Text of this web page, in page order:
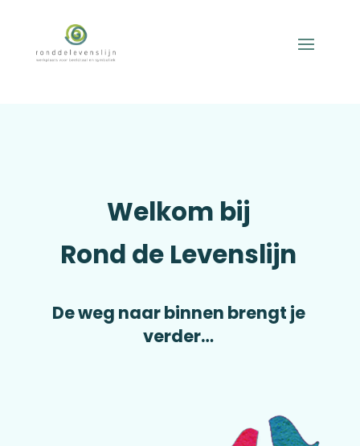
Welkom bij
Rond de Levenslijn
De weg naar binnen brengt je
verder…